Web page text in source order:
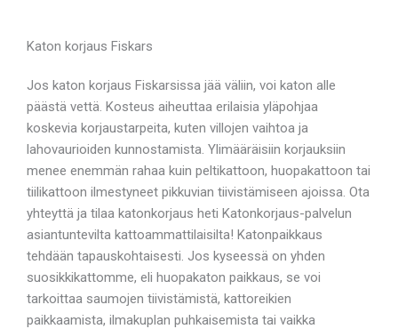
Katon korjaus Fiskars
Jos katon korjaus Fiskarsissa jää väliin, voi katon alle
päästä vettä. Kosteus aiheuttaa erilaisia yläpohjaa
koskevia korjaustarpeita, kuten villojen vaihtoa ja
lahovaurioiden kunnostamista. Ylimääräisiin korjauksiin
menee enemmän rahaa kuin peltikattoon, huopakattoon tai
tiilikattoon ilmestyneet pikkuvian tiivistämiseen ajoissa. Ota
yhteyttä ja tilaa katonkorjaus heti Katonkorjaus-palvelun
asiantuntevilta kattoammattilaisilta! Katonpaikkaus
tehdään tapauskohtaisesti. Jos kyseessä on yhden
suosikkikattomme, eli huopakaton paikkaus, se voi
tarkoittaa saumojen tiivistämistä, kattoreikien
paikkaamista, ilmakuplan puhkaisemista tai vaikka